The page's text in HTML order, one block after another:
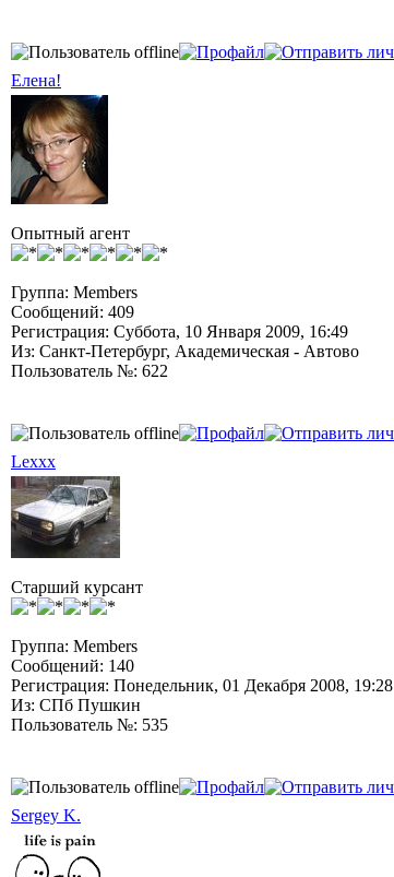
Елена!
Опытный агент
Группа: Members
Сообщений: 409
Регистрация: Суббота, 10 Января 2009, 16:49
Из: Санкт-Петербург, Академическая - Автово
Пользователь №: 622
Lexxx
Старший курсант
Группа: Members
Сообщений: 140
Регистрация: Понедельник, 01 Декабря 2008, 19:28
Из: СПб Пушкин
Пользователь №: 535
Sergey K.